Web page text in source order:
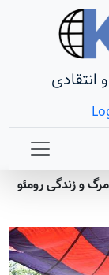
انتقادی
و زندگی رومئو